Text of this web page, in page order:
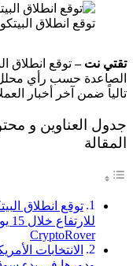
توقع انطلاق
تقتي نت –
تالياً ضمن آخر أخبار
جدول العناوين و
المقالة
توقع انطلاق
CryptoRover
الانتخابات